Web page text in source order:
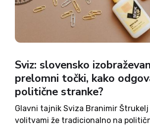
Sviz: slovensko
prelomni točki, kako
politične stranke?
Glavni tajnik Sviza Branimir Štrukelj
volitvami že tradicionalno na